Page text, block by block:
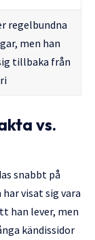
regelbundna
men han
tillbaka från
vs.
snabbt på
visat sig vara
han lever, men
kändissidor